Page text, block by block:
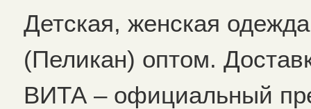
Детская, женская
(Пеликан) оптом.
ВИТА – официальный